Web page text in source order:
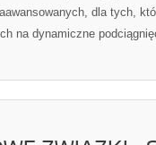
dla tych,
na dynamiczne